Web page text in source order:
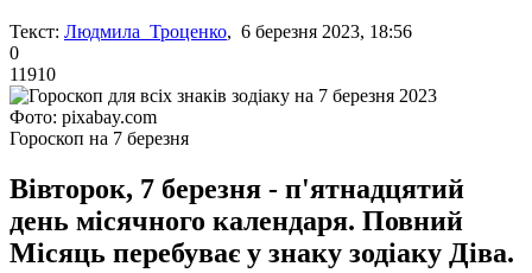
Текст: Людмила Троценко, 6 березня 2023, 18:56
0
11910
Фото: pixabay.com
Гороскоп на 7 березня
Вівторок, 7 березня - п'ятнадцятий
день місячного календаря. Повний
Місяць перебуває у знаку зодіаку Діва.